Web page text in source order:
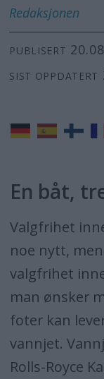
Redaksjonen
PUBLISERT
SIST OPPDATERT
En båt,
Valgfrihet
noe nytt,
valgfrihet
man ønsker
foter kan
vannjet.
Rolls-Royce